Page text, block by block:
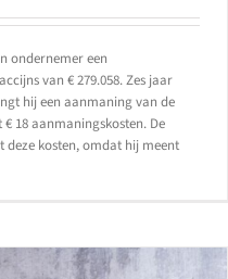
ondernemer een
van € 279.058. Zes jaar
hij een aanmaning van de
18 aanmaningskosten. De
deze kosten, omdat hij meent